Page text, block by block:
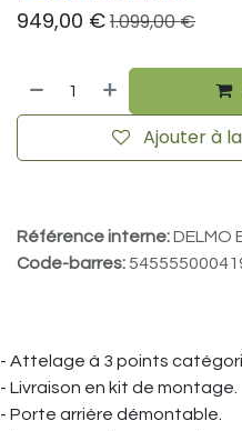
949,00 €1.099,00€
Ajouter à
Référence interne:DELMO
Code-barres:
- Attelage à 3 points
- Livraison en kit de montage.
- Porte arrière démontable.